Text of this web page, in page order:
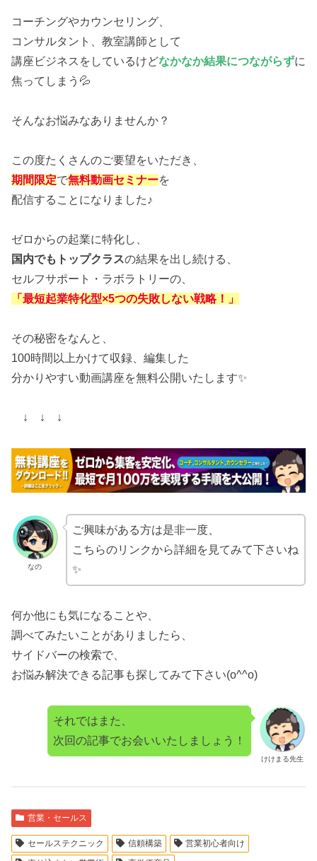
コーチングやカウンセリング、
コンサルタント、教室講師として
講座ビジネスをしているけどなかなか結果につながらずに
焦ってしまう💦
そんなお悩みなありませんか？
この度たくさんのご要望をいただき、
期間限定で無料動画セミナーを
配信することになりました♪
ゼロからの起業に特化し、
国内でもトップクラスの結果を出し続ける、
セルフサポート・ラボラトリーの、
「最短起業特化型×5つの失敗しない戦略！」
その秘密をなんと、
100時間以上かけて収録、編集した
分かりやすい動画講座を無料公開いたします✨
↓ ↓ ↓
なの
ご興味がある方は是非一度、
こちらのリンクから詳細を見てみて下さいね
✨
何か他にも気になることや、
調べてみたいことがありましたら、
サイドバーの検索で、
お悩み解決できる記事も探してみて下さい(o^^o)
けけまる先生
それではまた、
次回の記事でお会いいたしましょう！
営業・セールス
セールステクニック 信頼構築
営業初心者向け